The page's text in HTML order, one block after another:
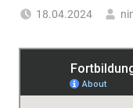
18.04.2024